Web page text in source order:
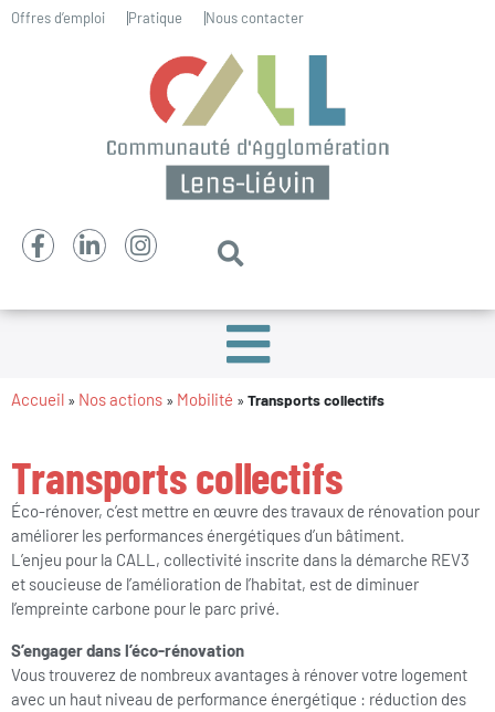
Offres d’emploi Pratique Nous contacter
Accueil » Nos actions » Mobilité » Transports collectifs
Transports collectifs
Éco-rénover, c’est mettre en œuvre des travaux de rénovation pour
améliorer les performances énergétiques d’un bâtiment.
L’enjeu pour la CALL, collectivité inscrite dans la démarche REV3
et soucieuse de l’amélioration de l’habitat, est de diminuer
l’empreinte carbone pour le parc privé.
S’engager dans l’éco-rénovation
Vous trouverez de nombreux avantages à rénover votre logement
avec un haut niveau de performance énergétique : réduction des